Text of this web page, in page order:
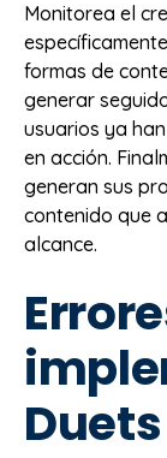
Monitorea el
formas de
generar
usuarios ya
en acción.
generan sus
contenido que
alcance.
Duets